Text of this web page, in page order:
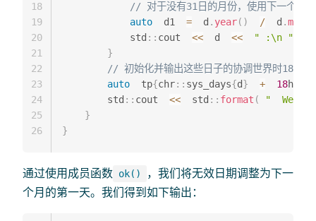
// 对于没有31日的月份，使用下一个月
auto
  d1
=
  d
. year( ) /
  d
.month
            std
:: cout <<
  d
<< " :\n "
}
// 初始化并输出这些日子的协调世界时18:30
auto
  tp
{chr:: sys_days{d} + 18h
        std
:: cout <<
  std
:: format (
"  We
}
}
18
19
20
21
22
23
24
25
26
通过使用成员函数 ok()
，我们将无效日期调整为下一
个月的第一天。我们得到如下输出：